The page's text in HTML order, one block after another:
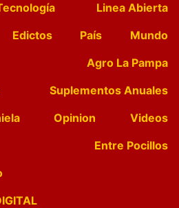
Linea Abierta
Edictos País
Mundo
Agro La Pampa
Suplementos Anuales
Opinion
Videos
Entre Pocillos